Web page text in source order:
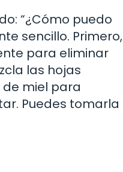
“¿Cómo puedo
sencillo. Primero,
para eliminar
las hojas
de miel para
Puedes tomarla